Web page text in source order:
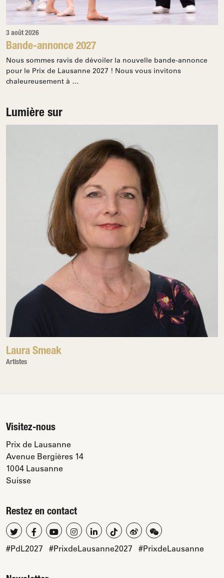
3 août 2026
Bande-annonce 2027
Nous sommes ravis de dévoiler la nouvelle bande-annonce
pour le Prix de Lausanne 2027 ! Nous vous invitons
chaleureusement à …
Lumière sur
Laura Smeak
Artistes
Visitez-nous
Prix de Lausanne
Avenue Bergières 14
1004 Lausanne
Suisse
Restez en contact
#PdL2027 #PrixdeLausanne2027 #PrixdeLausanne